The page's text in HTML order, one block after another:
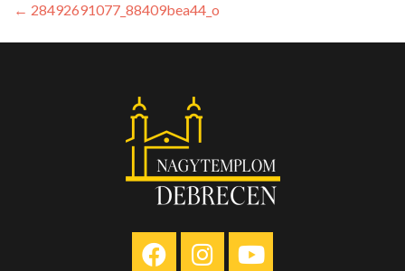
← 28492691077_88409bea44_o